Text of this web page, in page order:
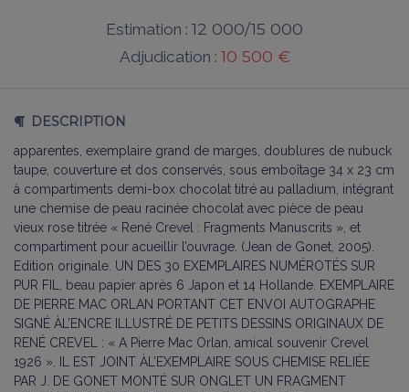
Estimation : 12 000/15 000
Adjudication : 10 500 €
DESCRIPTION
apparentes, exemplaire grand de marges, doublures de nubuck
taupe, couverture et dos conservés, sous emboîtage 34 x 23 cm
à compartiments demi-box chocolat titré au palladium, intégrant
une chemise de peau racinée chocolat avec pièce de peau
vieux rose titrée « René Crevel : Fragments Manuscrits », et
compartiment pour acueillir l’ouvrage. (Jean de Gonet, 2005).
Edition originale. UN DES 30 EXEMPLAIRES NUMÉROTÉS SUR
PUR FIL
, beau papier après 6 Japon et 14 Hollande. EXEMPLAIRE
DE P IERRE MAC ORLAN PORTANT CET ENVOI AUTOGRAPHE
SIGNÉ ÀL ’ENCRE ILLUSTRÉ DE PETITS DESSINS ORIGINAUX DE
RENÉ CREVEL : « A Pierre Mac Orlan, amical souvenir Crevel
1926 ».
L EST JOINT ÀL ’EXEMPLAIRE SOUS CHEMISE RELIÉE
PAR J. DE GONET MONTÉ SUR ONGLET UN FRAGMENT